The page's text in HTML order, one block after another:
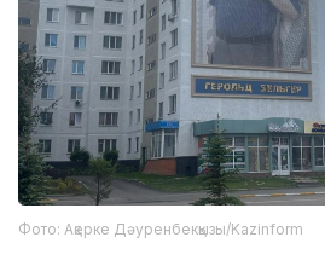
Фото: Ақерке Дәуренбекқызы/Kazinform